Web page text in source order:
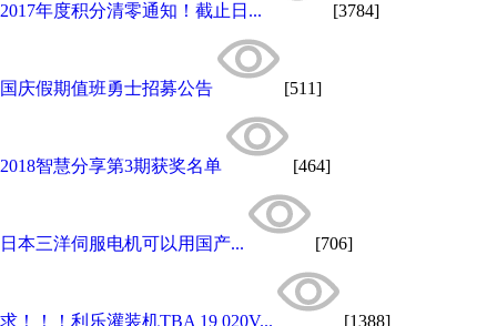
2017年度积分清零通知！截止日... [3784]
国庆假期值班勇士招募公告 [511]
2018智慧分享第3期获奖名单 [464]
日本三洋伺服电机可以用国产... [706]
求！！！利乐灌装机TBA 19 020V... [1388]